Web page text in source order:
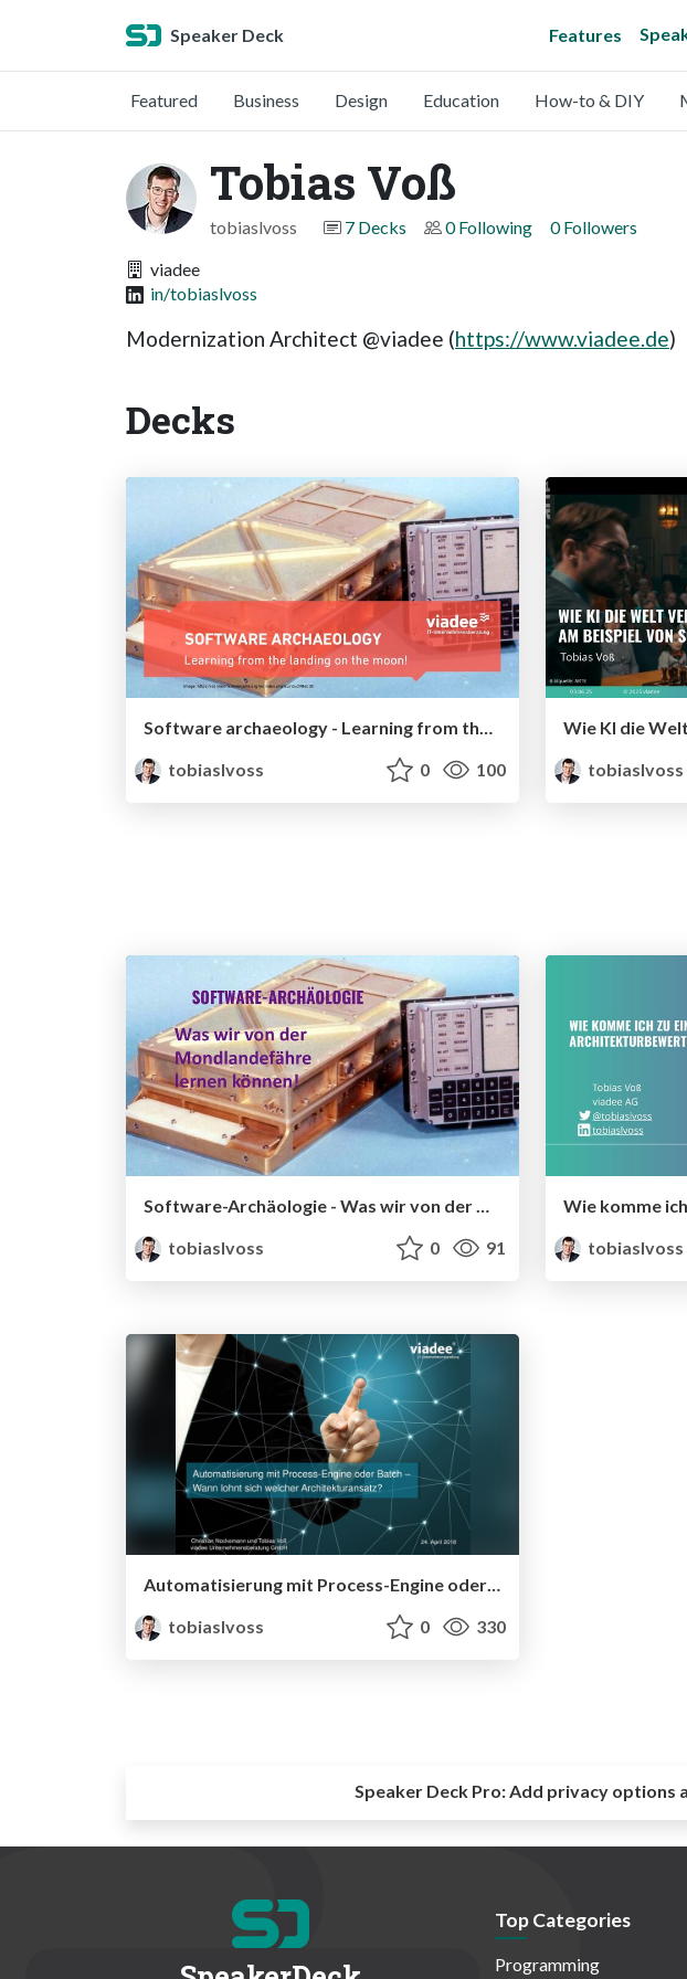
Speaker Deck Features
Featured Business Design Education How-to & DIY
Tobias Voß
tobiaslvoss 7 Decks 0 Following 0 Followers
viadee
in/tobiaslvoss
Modernization Architect @viadee (https://www.viadee.de)
Decks
Software archaeology - Learning from the landing on the moon!
tobiaslvoss
0 100
tobiaslvoss
Software-Archäologie - Was wir von der Mondlandefähre lernen können!
tobiaslvoss
0 91
tobiaslvoss
Automatisierung mit Process-Engine oder Batchverarbeitung – Wann lohnt sich welcher Architekturansatz?
tobiaslvoss
0 330
Speaker Deck Pro:Add privacy options
Top Categories
Programming